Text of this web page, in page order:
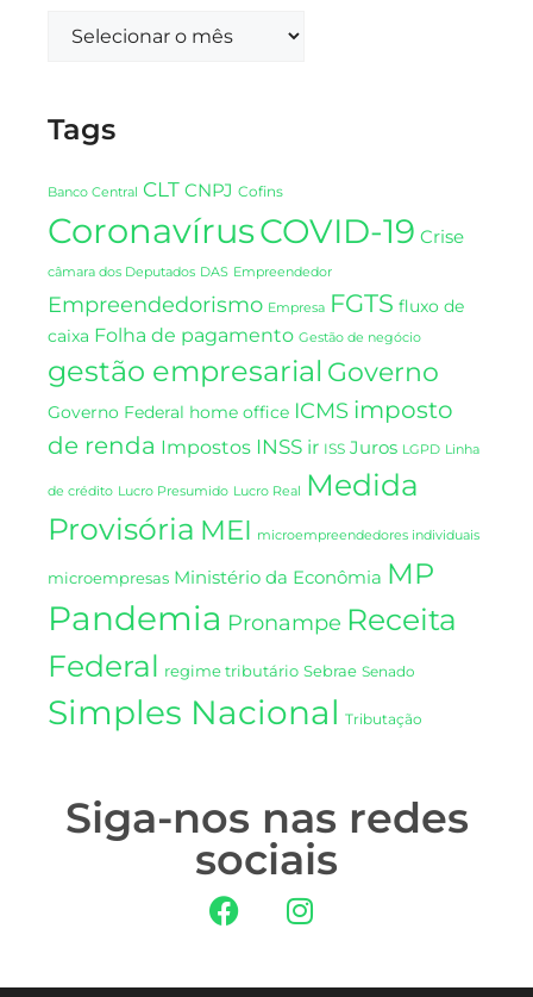
Tags
Banco Central CLT CNPJ Cofins
CoronavírusCOVID-19 Crise
câmara dos Deputados DAS Empreendedor
Empreendedorismo Empresa FGTS fluxo de
caixa Folha de pagamento Gestão de negócio
gestão empresarial Governo
Governo Federal home office ICMS imposto
de renda Impostos INSS ir ISS Juros LGPD Linha
de crédito Lucro Presumido Lucro Real
Medida
Provisória MEI microempreendedores individuais
microempresas Ministério da Econômia MP
Pandemia Pronampe Receita
Federal regime tributário Sebrae Senado
Simples Nacional Tributação
Siga-nos nas redes
sociais